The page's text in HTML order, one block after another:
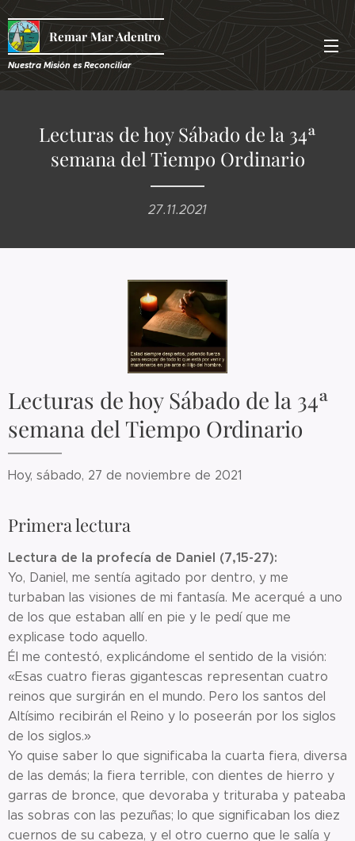
Remar Mar Adentro
Nuestra Misión es Reconciliar
Lecturas de hoy Sábado de la 34ª
semana del Tiempo Ordinario
27.11.2021
Lecturas de hoy Sábado de la 34ª
semana del Tiempo Ordinario
Hoy, sábado, 27 de noviembre de 2021
Primera lectura
Lectura de la profecía de Daniel (7,15-27):
Yo, Daniel, me sentía agitado por dentro, y me
turbaban las visiones de mi fantasía. Me acerqué a uno
de los que estaban allí en pie y le pedí que me
explicase todo aquello.
Él me contestó, explicándome el sentido de la visión:
«Esas cuatro fieras gigantescas representan cuatro
reinos que surgirán en el mundo. Pero los santos del
Altísimo recibirán el Reino y lo poseerán por los siglos
de los siglos.»
Yo quise saber lo que significaba la cuarta fiera, diversa
de las demás; la fiera terrible, con dientes de hierro y
garras de bronce, que devoraba y trituraba y pateaba
las sobras con las pezuñas; lo que significaban los diez
cuernos de su cabeza, y el otro cuerno que le salía y